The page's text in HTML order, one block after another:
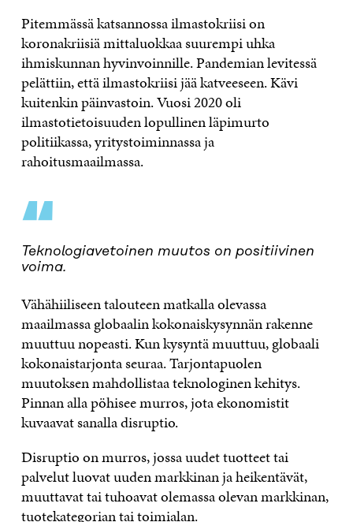
Pitemmässä katsannossa ilmastokriisi on
koronakriisiä mittaluokkaa suurempi uhka
ihmiskunnan hyvinvoinnille. Pandemian levitessä
pelättiin, että ilmastokriisi jää katveeseen. Kävi
kuitenkin päinvastoin. Vuosi 2020 oli
ilmastotietoisuuden lopullinen läpimurto
politiikassa, yritystoiminnassa ja
rahoitusmaailmassa.
“
Teknologiavetoinen muutos on positiivinen
voima.
Vähähiiliseen talouteen matkalla olevassa
maailmassa globaalin kokonaiskysynnän rakenne
muuttuu nopeasti. Kun kysyntä muuttuu, globaali
kokonaistarjonta seuraa. Tarjontapuolen
muutoksen mahdollistaa teknologinen kehitys.
Pinnan alla pöhisee murros, jota ekonomistit
kuvaavat sanalla disruptio.
Disruptio on murros, jossa uudet tuotteet tai
palvelut luovat uuden markkinan ja heikentävät,
muuttavat tai tuhoavat olemassa olevan markkinan,
tuotekategorian tai toimialan.